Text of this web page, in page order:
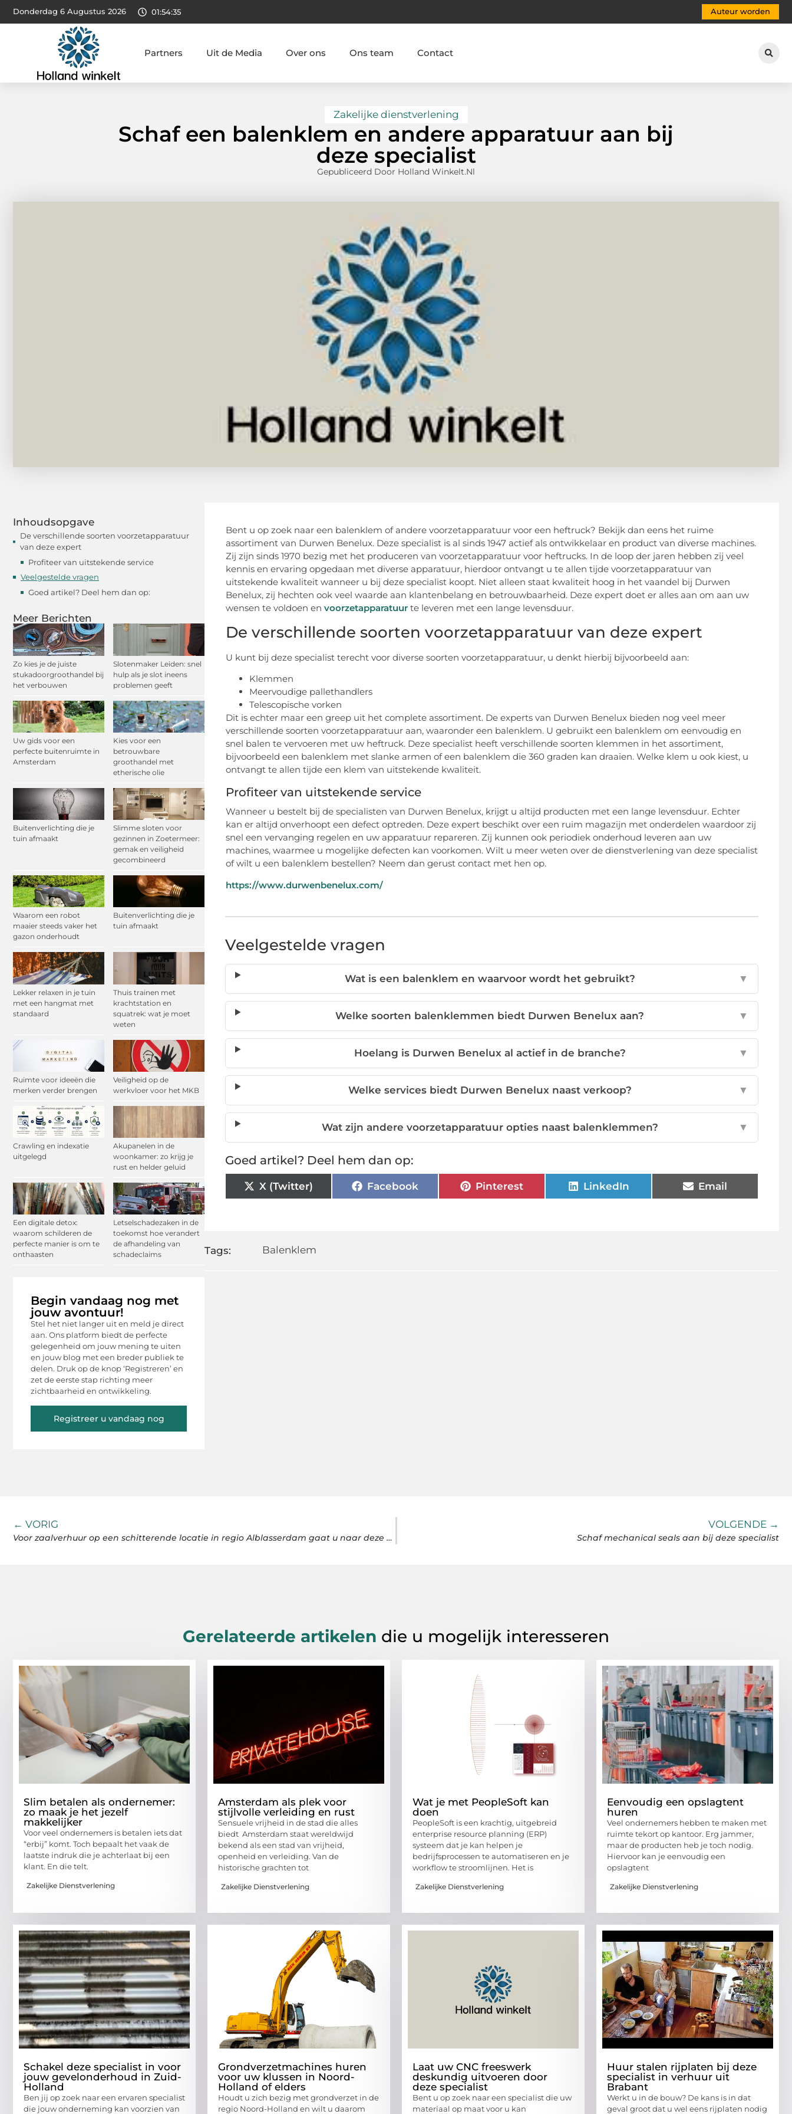
Donderdag 6 Augustus 2026 01:54:36 Auteur worden
Partners Uit de Media Over ons Ons team Contact
Zakelijke dienstverlening
Schaf een balenklem en andere apparatuur aan bij
deze specialist
Gepubliceerd Door Holland Winkelt.nl
Inhoudsopgave
De verschillende soorten voorzetapparatuur
van deze expert
Profiteer van uitstekende service
Veelgestelde vragen
Goed artikel? Deel hem dan op:
Meer Berichten
Zo kies je de juiste
stukadoorgroothandel bij
het verbouwen
Slotenmaker Leiden: snel
hulp als je slot ineens
problemen geeft
Uw gids voor een
perfecte buitenruimte in
Amsterdam
Kies voor een
betrouwbare
groothandel met
etherische olie
Buitenverlichting die je
tuin afmaakt
Slimme sloten voor
gezinnen in Zoetermeer:
gemak en veiligheid
gecombineerd
Waarom een robot
maaier steeds vaker het
gazon onderhoudt
Buitenverlichting die je
tuin afmaakt
Lekker relaxen in je tuin
met een hangmat met
standaard
Thuis trainen met
krachtstation en
squatrek: wat je moet
weten
Ruimte voor ideeën die
merken verder brengen
Veiligheid op de
werkvloer voor het MKB
Crawling en indexatie
uitgelegd
Akupanelen in de
woonkamer: zo krijg je
rust en helder geluid
Een digitale detox:
waarom schilderen de
perfecte manier is om te
onthaasten
Letselschadezaken in de
toekomst hoe verandert
de afhandeling van
schadeclaims
Begin vandaag nog met
jouw avontuur!
Stel het niet langer uit en meld je direct
aan. Ons platform biedt de perfecte
gelegenheid om jouw mening te uiten
en jouw blog met een breder publiek te
delen. Druk op de knop ‘Registreren’ en
zet de eerste stap richting meer
zichtbaarheid en ontwikkeling.
Registreer u vandaag nog
Bent u op zoek naar een balenklem of andere voorzetapparatuur voor een heftruck? Bekijk dan eens het ruime
assortiment van Durwen Benelux. Deze specialist is al sinds 1947 actief als ontwikkelaar en product van diverse machines.
Zij zijn sinds 1970 bezig met het produceren van voorzetapparatuur voor heftrucks. In de loop der jaren hebben zij veel
kennis en ervaring opgedaan met diverse apparatuur, hierdoor ontvangt u te allen tijde voorzetapparatuur van
uitstekende kwaliteit wanneer u bij deze specialist koopt. Niet alleen staat kwaliteit hoog in het vaandel bij Durwen
Benelux, zij hechten ook veel waarde aan klantenbelang en betrouwbaarheid. Deze expert doet er alles aan om aan uw
wensen te voldoen en voorzetapparatuur te leveren met een lange levensduur.
De verschillende soorten voorzetapparatuur van deze expert
U kunt bij deze specialist terecht voor diverse soorten voorzetapparatuur, u denkt hierbij bijvoorbeeld aan:
Klemmen
Meervoudige pallethandlers
Telescopische vorken
Dit is echter maar een greep uit het complete assortiment. De experts van Durwen Benelux bieden nog veel meer
verschillende soorten voorzetapparatuur aan, waaronder een balenklem. U gebruikt een balenklem om eenvoudig en
snel balen te vervoeren met uw heftruck. Deze specialist heeft verschillende soorten klemmen in het assortiment,
bijvoorbeeld een balenklem met slanke armen of een balenklem die 360 graden kan draaien. Welke klem u ook kiest, u
ontvangt te allen tijde een klem van uitstekende kwaliteit.
Profiteer van uitstekende service
Wanneer u bestelt bij de specialisten van Durwen Benelux, krijgt u altijd producten met een lange levensduur. Echter
kan er altijd onverhoopt een defect optreden. Deze expert beschikt over een ruim magazijn met onderdelen waardoor zij
snel een vervanging regelen en uw apparatuur repareren. Zij kunnen ook periodiek onderhoud leveren aan uw
machines, waarmee u mogelijke defecten kan voorkomen. Wilt u meer weten over de dienstverlening van deze specialist
of wilt u een balenklem bestellen? Neem dan gerust contact met hen op.
https://www.durwenbenelux.com/
Veelgestelde vragen
Wat is een balenklem en waarvoor wordt het gebruikt? ▼
Welke soorten balenklemmen biedt Durwen Benelux aan? ▼
Hoelang is Durwen Benelux al actief in de branche? ▼
Welke services biedt Durwen Benelux naast verkoop? ▼
Wat zijn andere voorzetapparatuur opties naast balenklemmen? ▼
Goed artikel? Deel hem dan op:
X (Twitter) Facebook Pinterest LinkedIn Email
Tags: Balenklem
← VORIG
Voor zaalverhuur op een schitterende locatie in regio Alblasserdam gaat u naar deze specialist
VOLGENDE →
Schaf mechanical seals aan bij deze specialist
Gerelateerde artikelen die u mogelijk interesseren
Slim betalen als ondernemer:
zo maak je het jezelf
makkelijker
Voor veel ondernemers is betalen iets dat
“erbij” komt. Toch bepaalt het vaak de
laatste indruk die je achterlaat bij een
klant. En die telt.
Zakelijke Dienstverlening
Amsterdam als plek voor
stijlvolle verleiding en rust
Sensuele vrijheid in de stad die alles
biedt Amsterdam staat wereldwijd
bekend als een stad van vrijheid,
openheid en verleiding. Van de
historische grachten tot
Zakelijke Dienstverlening
Wat je met PeopleSoft kan
doen
PeopleSoft is een krachtig, uitgebreid
enterprise resource planning (ERP)
systeem dat je kan helpen je
bedrijfsprocessen te automatiseren en je
workflow te stroomlijnen. Het is
Zakelijke Dienstverlening
Eenvoudig een opslagtent
huren
Veel ondernemers hebben te maken met
ruimte tekort op kantoor. Erg jammer,
maar de producten heb je toch nodig.
Hiervoor kan je eenvoudig een
opslagtent
Zakelijke Dienstverlening
Schakel deze specialist in voor
jouw gevelonderhoud in Zuid-
Holland
Ben jij op zoek naar een ervaren specialist
die jouw onderneming kan voorzien van
Grondverzetmachines huren
voor uw klussen in Noord-
Holland of elders
Houdt u zich bezig met grondverzet in de
regio Noord-Holland en wilt u daarom
Laat uw CNC freeswerk
deskundig uitvoeren door
deze specialist
Bent u op zoek naar een specialist die uw
materiaal op maat voor u kan
Huur stalen rijplaten bij deze
specialist in verhuur uit
Brabant
Werkt u in de bouw? De kans is in dat
geval groot dat u wel eens rijplaten nodig